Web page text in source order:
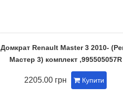
Домкрат Renault Master 3 2010-
Мастер 3) комплект ,995505057R
2205.00 грн Купити